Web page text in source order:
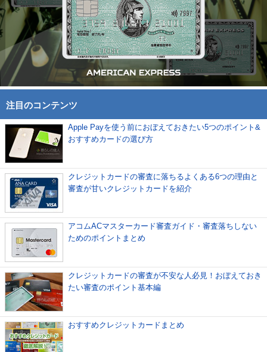
注目のコンテンツ
Apple Payを使う前におぼえておきたい5つのポイント&
おすすめカードの選び方
クレジットカードの審査に落ちるよくある6つの理由と
審査が甘いクレジットカードを紹介
アコムACマスターカード審査ガイド・審査落ちしない
ためのポイントまとめ
クレジットカードの審査が不安な人必見！おぼえておき
たい審査のポイント基本編
おすすめクレジットカードまとめ